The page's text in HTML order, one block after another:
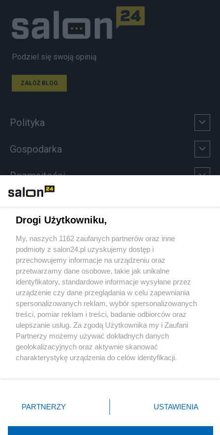
Podziel się swoją opinią
ZAŁÓŻ BLOG
Polityka
Gospodarka
Rozmaitości
Sport
Społeczeństwo
Kultura
X Facebook Instagram Youtube
Drogi Użytkowniku,
My, naszych 1162 zaufanych partnerów oraz inne
podmioty z salon24.pl uzyskujemy dostęp i
przechowujemy informacje na urządzeniu oraz
przetwarzamy dane osobowe, takie jak unikalne
identyfikatory, standardowe informacje wysyłane przez
urządzenie czy dane przeglądania w celu zapewniania
spersonalizowanych reklam, wybór spersonalizowanych
treści, pomiar reklam i treści, badanie odbiorców oraz
ulepszanie usług. Za zgodą Użytkownika my i Zaufani
Partnerzy możemy używać dokładnych danych
geolokalizacyjnych oraz aktywnie skanować
charakterystykę urządzenia do celów identyfikacji.
zmienić/wycofać klikając przycisk ustawień prywatności
znajdujący się w lewym dolnym rogu strony
rodzaje przetwarzania danych nie wymagają zgody
PARTNERZY USTAWIENIA